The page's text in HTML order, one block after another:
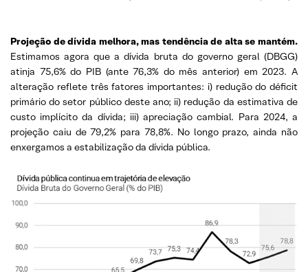
Projeção de dívida melhora, mas tendência de alta se mantém.
Estimamos agora que a dívida bruta do governo geral (DBGG)
atinja 75,6% do PIB (ante 76,3% do mês anterior) em 2023. A
alteração reflete três fatores importantes: i) redução do déficit
primário do setor público deste ano; ii) redução da estimativa de
custo implícito da dívida; iii) apreciação cambial. Para 2024, a
projeção caiu de 79,2% para 78,8%. No longo prazo, ainda não
enxergamos a estabilização da dívida pública.